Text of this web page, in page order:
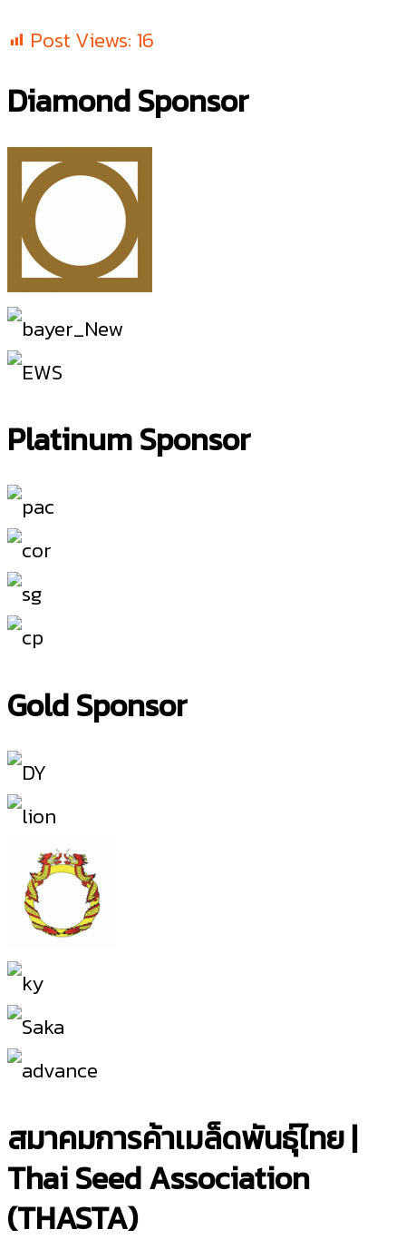
Post Views: 16
Diamond Sponsor
Platinum Sponsor
Gold Sponsor
สมาคมการค้าเมล็ดพันธุ์ไทย |
Thai Seed Association
(THASTA)